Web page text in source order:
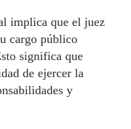
implica que el juez
cargo público
significa que
de ejercer la
y